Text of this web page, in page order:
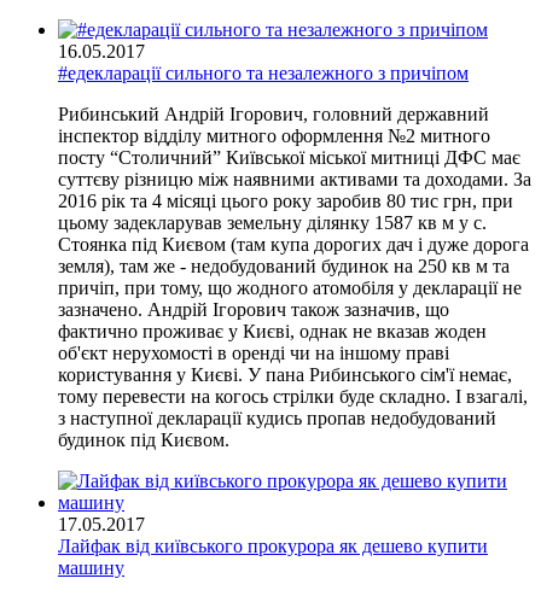
16.05.2017
#едекларації сильного та незалежного з причіпом
Рибинський Андрій Ігорович, головний державний
інспектор відділу митного оформлення №2 митного
посту “Столичний” Київської міської митниці ДФС має
суттєву різницю між наявними активами та доходами. За
2016 рік та 4 місяці цього року заробив 80 тис грн, при
цьому задекларував земельну ділянку 1587 кв м у с.
Стоянка під Києвом (там купа дорогих дач і дуже дорога
земля), там же - недобудований будинок на 250 кв м та
причіп, при тому, що жодного атомобіля у декларації не
зазначено. Андрій Ігорович також зазначив, що
фактично проживає у Києві, однак не вказав жоден
об'єкт нерухомості в оренді чи на іншому праві
користування у Києві. У пана Рибинського сім'ї немає,
тому перевести на когось стрілки буде складно. І взагалі,
з наступної декларації кудись пропав недобудований
будинок під Києвом.
17.05.2017
Лайфак від київського прокурора як дешево купити
машину